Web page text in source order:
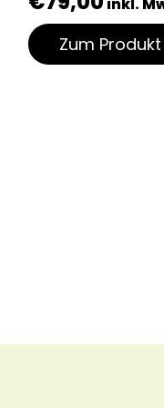
inkl.
Zum Produkt